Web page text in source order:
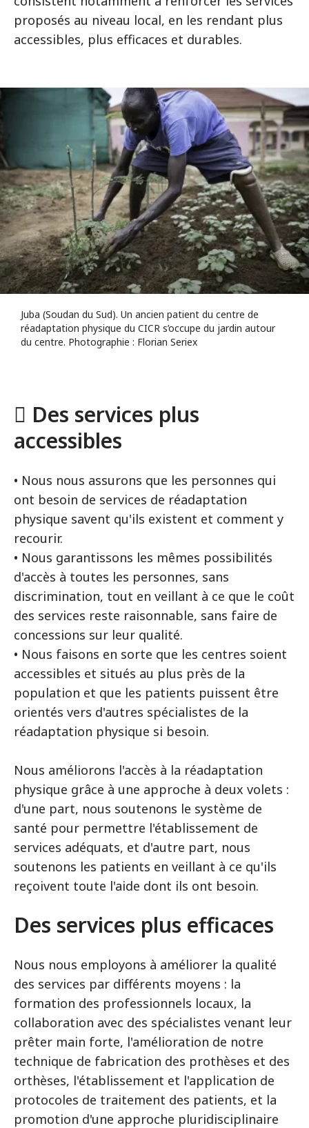
proposés au niveau local, en les rendant plus
accessibles, plus efficaces et durables.
Juba (Soudan du Sud). Un ancien patient du centre de
réadaptation physique du CICR s’occupe du jardin autour
du centre. Photographie : Florian Seriex
 Des services plus
accessibles
• Nous nous assurons que les personnes qui
ont besoin de services de réadaptation
physique savent qu'ils existent et comment y
recourir.
• Nous garantissons les mêmes possibilités
d'accès à toutes les personnes, sans
discrimination, tout en veillant à ce que le coût
des services reste raisonnable, sans faire de
concessions sur leur qualité.
• Nous faisons en sorte que les centres soient
accessibles et situés au plus près de la
population et que les patients puissent être
orientés vers d'autres spécialistes de la
réadaptation physique si besoin.
Nous améliorons l'accès à la réadaptation
physique grâce à une approche à deux volets :
d'une part, nous soutenons le système de
santé pour permettre l'établissement de
services adéquats, et d'autre part, nous
soutenons les patients en veillant à ce qu'ils
reçoivent toute l'aide dont ils ont besoin.
Des services plus efficaces
Nous nous employons à améliorer la qualité
des services par différents moyens : la
formation des professionnels locaux, la
collaboration avec des spécialistes venant leur
prêter main forte, l'amélioration de notre
technique de fabrication des prothèses et des
orthèses, l'établissement et l'application de
protocoles de traitement des patients, et la
promotion d'une approche pluridisciplinaire